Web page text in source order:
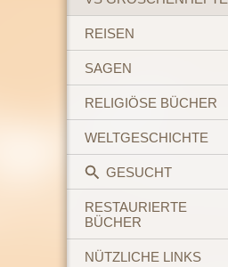
REISEN
SAGEN
RELIGIÖSE BÜCHER
WELTGESCHICHTE
GESUCHT
RESTAURIERTE
BÜCHER
NÜTZLICHE LINKS